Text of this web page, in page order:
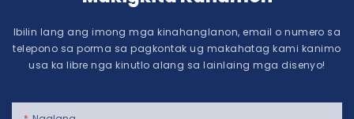
Ibilin lang ang imong mga kinahanglanon, email o numero sa
telepono sa porma sa pagkontak ug makahatag kami kanimo
usa ka libre nga kinutlo alang sa lainlaing mga disenyo!